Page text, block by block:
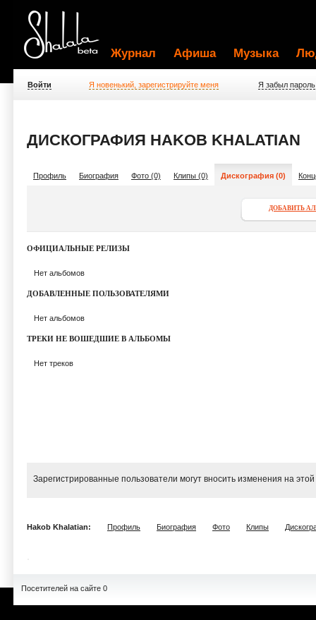
Журнал Афиша Музыка
Войти Я новенький, зарегистрируйте меня Я забыл пароль
ДИСКОГРАФИЯ HAKOB KHALATIAN
Профиль Биография Фото (0) Клипы (0) Дискография (0)
ДОБАВИТЬ
ОФИЦИАЛЬНЫЕ РЕЛИЗЫ
Нет альбомов
ДОБАВЛЕННЫЕ ПОЛЬЗОВАТЕЛЯМИ
Нет альбомов
ТРЕКИ НЕ ВОШЕДШИЕ В АЛЬБОМЫ
Нет треков
Зарегистрированные пользователи могут вносить изменения на
Hakob Khalatian: Профиль Биография Фото Клипы
Посетителей на сайте 0